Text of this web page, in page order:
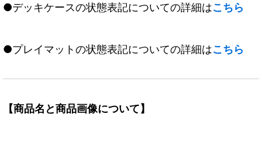
●デッキケースの状態表記についての詳細はこちら
●プレイマットの状態表記についての詳細はこちら
【商品名と商品画像について】